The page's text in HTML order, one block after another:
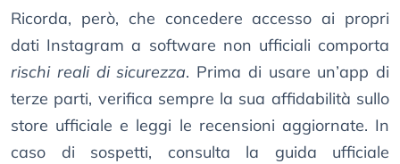
Ricorda, però, che concedere accesso ai propri
dati Instagram a software non ufficiali comporta
rischi reali di sicurezza. Prima di usare un’app di
terze parti, verifica sempre la sua affidabilità sullo
store ufficiale e leggi le recensioni aggiornate. In
caso di sospetti, consulta la guida ufficiale